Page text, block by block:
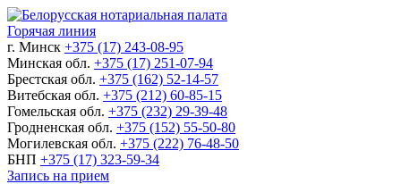
Горячая линия
г. Минск +375 (17) 243-08-95
Минская обл. +375 (17) 251-07-94
Брестская обл. +375 (162) 52-14-57
Витебская обл. +375 (212) 60-85-15
Гомельская обл. +375 (232) 29-39-48
Гродненская обл. +375 (152) 55-50-80
Могилевская обл. +375 (222) 76-48-50
БНП +375 (17) 323-59-34
Запись на прием